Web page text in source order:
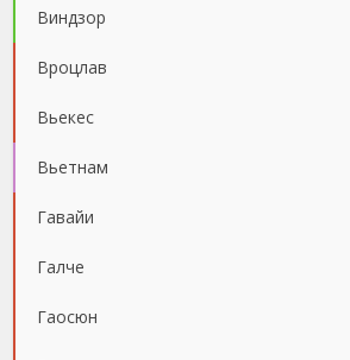
Виндзор
Вроцлав
Вьекес
Вьетнам
Гавайи
Галче
Гаосюн